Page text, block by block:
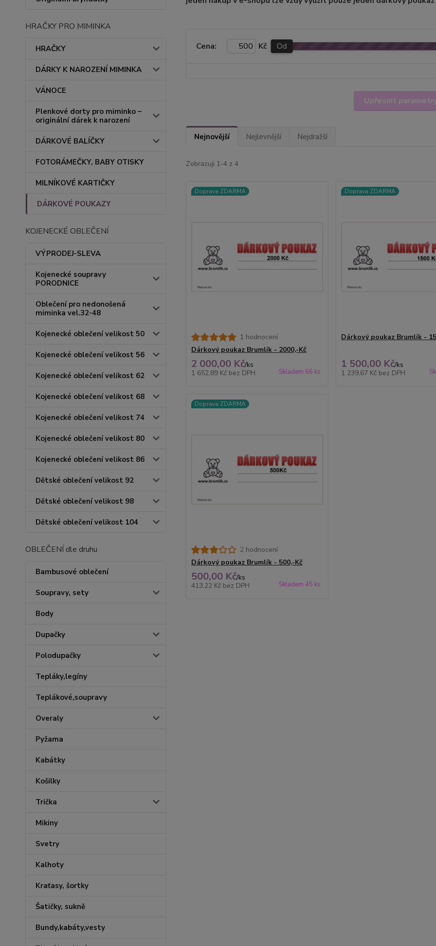
HRAČKY PRO MIMINKA
HRAČKY
DÁRKY K NAROZENÍ MIMINKA
VÁNOCE
Plenkové dorty pro miminko –
originální dárek k narození
DÁRKOVÉ BALÍČKY
FOTORÁMEČKY, BABY OTISKY
MILNÍKOVÉ KARTIČKY
DÁRKOVÉ POUKAZY
KOJENECKÉ OBLEČENÍ
VÝPRODEJ-SLEVA
Kojenecké soupravy
PORODNICE
Oblečení pro nedonošená
miminka vel.32-48
Kojenecké oblečení velikost 50
Kojenecké oblečení velikost 56
Kojenecké oblečení velikost 62
Kojenecké oblečení velikost 68
Kojenecké oblečení velikost 74
Kojenecké oblečení velikost 80
Kojenecké oblečení velikost 86
Dětské oblečení velikost 92
Dětské oblečení velikost 98
Dětské oblečení velikost 104
OBLEČENÍ dle druhu
Bambusové oblečení
Soupravy, sety
Body
Dupačky
Polodupačky
Tepláky,legíny
Teplákové,soupravy
Overaly
Pyžama
Kabátky
Košilky
Trička
Mikiny
Svetry
Kalhoty
Kraťasy, šortky
Šatičky, sukně
Bundy,kabáty,vesty
Upřesnit
Cena: Kč Od
Nejnovější Nejlevnější Nejdražší
Zobrazuji 1-4 z 4
Doprava ZDARMA
1 hodnocení
Dárkový poukaz Brumlík - 2000,-Kč
2 000,00 Kč/ks
1 652,89 Kč bez DPH Skladem 66 ks
Doprava ZDARMA
Dárkový poukaz Brumlík -
1 500,00 Kč/ks
1 239,67 Kč bez DPH
Doprava ZDARMA
2 hodnocení
Dárkový poukaz Brumlík - 500,-Kč
500,00 Kč/ks
413,22 Kč bez DPH Skladem 45 ks